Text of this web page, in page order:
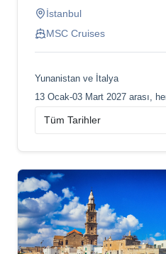
İstanbul
MSC Cruises
Yunanistan ve İtalya
13 Ocak-03 Mart 2027 arası,